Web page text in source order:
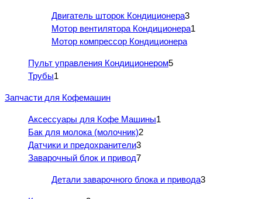
Двигатель шторок Кондиционера3
Мотор вентилятора Кондиционера1
Мотор компрессор Кондиционера
Пульт управления Кондиционером5
Трубы1
Запчасти для Кофемашин
Аксессуары для Кофе Машины1
Бак для молока (молочник)2
Датчики и предохранители3
Заварочный блок и привод7
Детали заварочного блока и привода3